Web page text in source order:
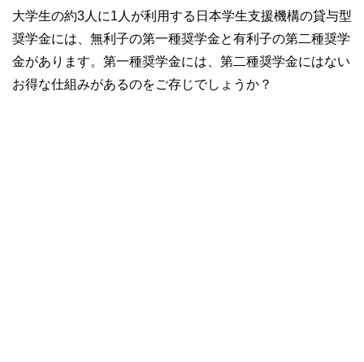
大学生の約3人に1人が利用する日本学生支援機構の貸与型
奨学金には、無利子の第一種奨学金と有利子の第二種奨学
金があります。第一種奨学金には、第二種奨学金にはない
お得な仕組みがあるのをご存じでしょうか？